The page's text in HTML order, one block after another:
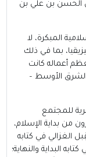
الحسن بن علي بن
المبكرة، لا
بما في ذلك
أعماله كانت
الشرق الأوسط –
للمجتمع
من بداية الإسلام،
الغزالي في كتابه
البداية والنهاية؛